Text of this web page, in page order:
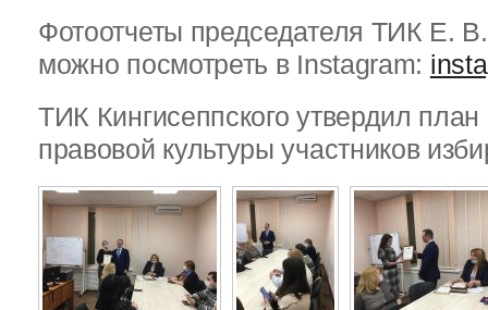
Фотоотчеты председателя ТИК Е.
можно посмотреть в Instagram:
ТИК Кингисеппского утвердил
правовой культуры участников